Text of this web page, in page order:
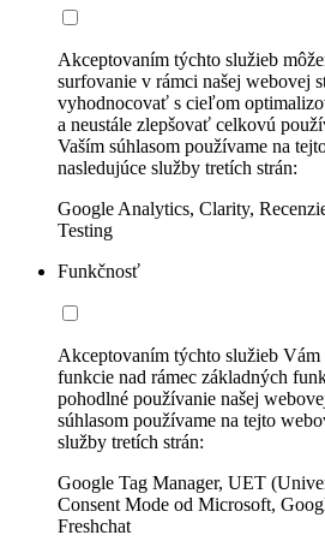
Akceptovaním týchto služieb
surfovanie v rámci našej webovej
vyhodnocovať s cieľom
a neustále zlepšovať celkovú
Vaším súhlasom používame na
nasledujúce služby tretích strán:
Google Analytics, Clarity,
Testing
Funkčnosť
Akceptovaním týchto služieb
funkcie nad rámec základných
pohodlné používanie našej
súhlasom používame na tejto
služby tretích strán:
Google Tag Manager, UET
Consent Mode od Microsoft,
Freshchat